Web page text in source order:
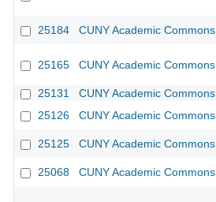
25184 CUNY Academic Commons
25165 CUNY Academic Commons
25131
CUNY Academic Commons
25126
CUNY Academic Commons
25125 CUNY Academic Commons
25068 CUNY Academic Commons